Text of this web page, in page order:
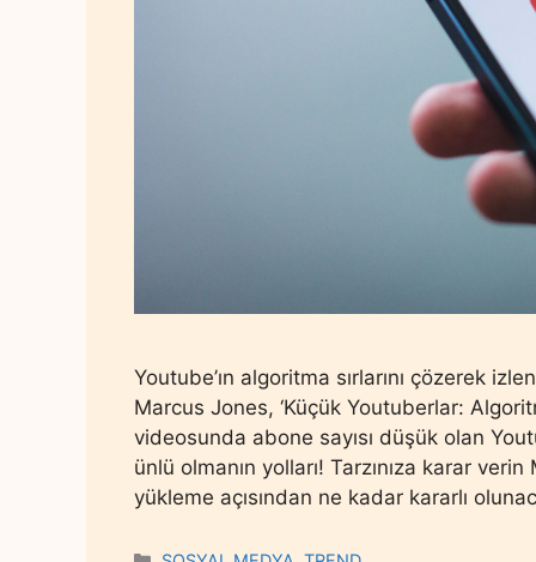
Youtube’ın algoritma sırlarını çözerek
Marcus Jones, ‘Küçük Youtuberlar:
videosunda abone sayısı düşük olan
ünlü olmanın yolları! Tarzınıza karar
yükleme açısından ne kadar kararlı